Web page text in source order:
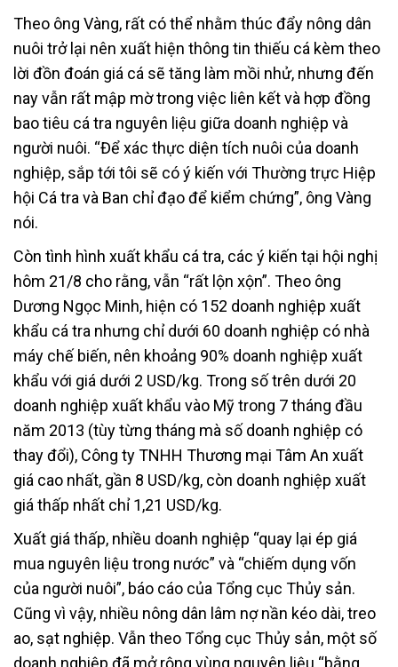
Theo ông Vàng, rất có thể nhằm thúc đẩy nông dân
nuôi trở lại nên xuất hiện thông tin thiếu cá kèm theo
lời đồn đoán giá cá sẽ tăng làm mồi nhử, nhưng đến
nay vẫn rất mập mờ trong việc liên kết và hợp đồng
bao tiêu cá tra nguyên liệu giữa doanh nghiệp và
người nuôi. “Để xác thực diện tích nuôi của doanh
nghiệp, sắp tới tôi sẽ có ý kiến với Thường trực Hiệp
hội Cá tra và Ban chỉ đạo để kiểm chứng”, ông Vàng
nói.
Còn tình hình xuất khẩu cá tra, các ý kiến tại hội nghị
hôm 21/8 cho rằng, vẫn “rất lộn xộn”. Theo ông
Dương Ngọc Minh, hiện có 152 doanh nghiệp xuất
khẩu cá tra nhưng chỉ dưới 60 doanh nghiệp có nhà
máy chế biến, nên khoảng 90% doanh nghiệp xuất
khẩu với giá dưới 2 USD/kg. Trong số trên dưới 20
doanh nghiệp xuất khẩu vào Mỹ trong 7 tháng đầu
năm 2013 (tùy từng tháng mà số doanh nghiệp có
thay đổi), Công ty TNHH Thương mại Tâm An xuất
giá cao nhất, gần 8 USD/kg, còn doanh nghiệp xuất
giá thấp nhất chỉ 1,21 USD/kg.
Xuất giá thấp, nhiều doanh nghiệp “quay lại ép giá
mua nguyên liệu trong nước” và “chiếm dụng vốn
của người nuôi”, báo cáo của Tổng cục Thủy sản.
Cũng vì vậy, nhiều nông dân lâm nợ nần kéo dài, treo
ao, sạt nghiệp. Vẫn theo Tổng cục Thủy sản, một số
doanh nghiệp đã mở rộng vùng nguyên liệu “bằng